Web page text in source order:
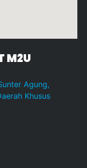
M2U
Agung,
Khusus